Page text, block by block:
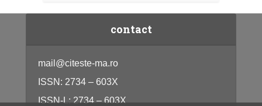
contact
mail@citeste-ma.ro
ISSN: 2734 – 603X
ISSN-L: 2734 – 603X